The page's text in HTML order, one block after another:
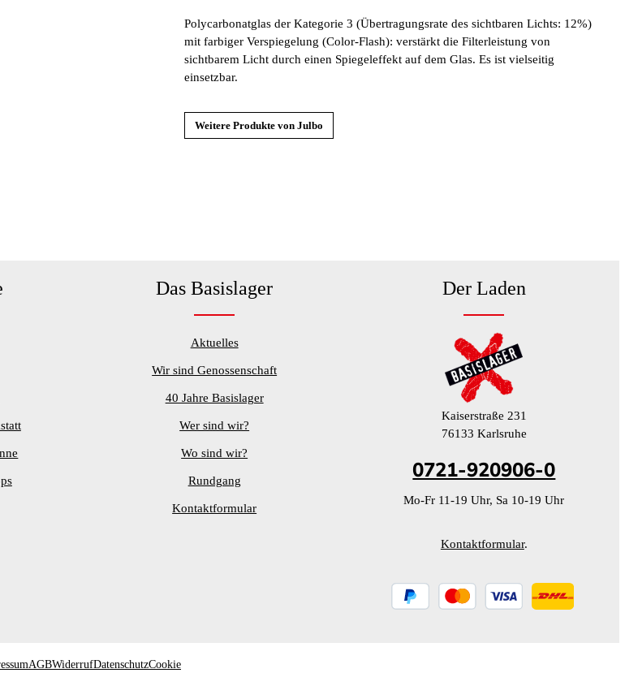
Polycarbonatglas der Kategorie 3 (Übertragungsrate des sichtbaren Lichts: 12%)
mit farbiger Verspiegelung (Color-Flash): verstärkt die Filterleistung von
sichtbarem Licht durch einen Spiegeleffekt auf dem Glas. Es ist vielseitig
einsetzbar.
Weitere Produkte von Julbo
Das Basislager
Aktuelles
Wir sind Genossenschaft
40 Jahre Basislager
Wer sind wir?
Wo sind wir?
Rundgang
Kontaktformular
Der Laden
Kaiserstraße 231
76133 Karlsruhe
0721-920906-0
Mo-Fr 11-19 Uhr, Sa 10-19 Uhr
Kontaktformular.
AGBWiderrufDatenschutzCookie